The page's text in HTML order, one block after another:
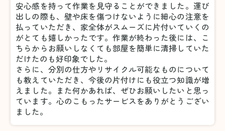
安心感を持って作業を見守ることができました。運び
出しの際も、壁や床を傷つけないように細心の注意を
払っていただき、家全体がスムーズに片付いていくの
がとても嬉しかったです。作業が終わった後には、こ
ちらからお願いしなくても部屋を簡単に清掃していた
だけたのも好印象でした。
さらに、分別の仕方やリサイクル可能なものについて
も教えていただき、今後の片付けにも役立つ知識が増
えました。また何かあれば、ぜひお願いしたいと思っ
ています。心のこもったサービスをありがとうござい
ました。